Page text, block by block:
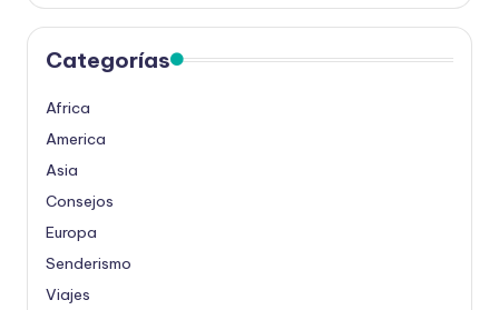
Categorías
Africa
America
Asia
Consejos
Europa
Senderismo
Viajes